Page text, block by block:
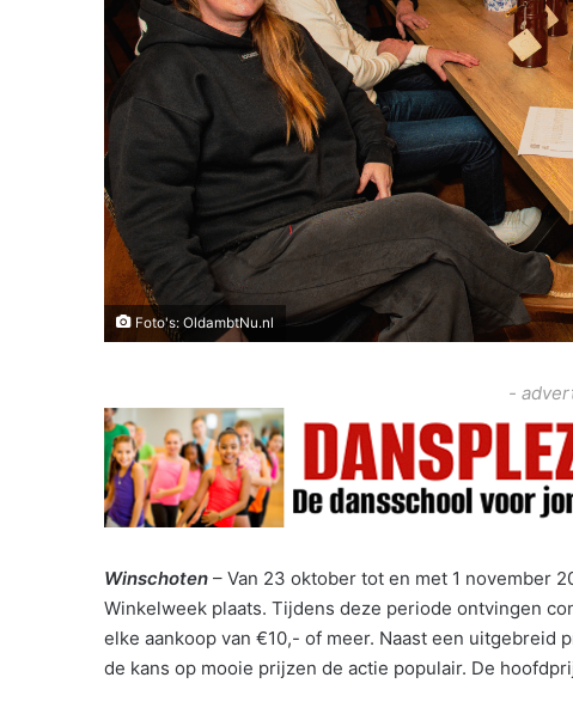
Foto's: OldambtNu.nl
-
Winschoten – Van 23 oktober tot en met 1 november
Winkelweek plaats. Tijdens deze periode ontvingen
elke aankoop van €10,- of meer. Naast een uitgebreid
de kans op mooie prijzen de actie populair. De